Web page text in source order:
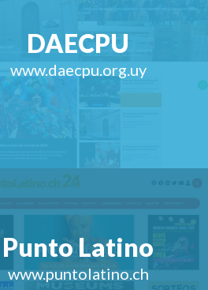
DAECPU
www.daecpu.org.uy
Punto Latino
www.puntolatino.ch